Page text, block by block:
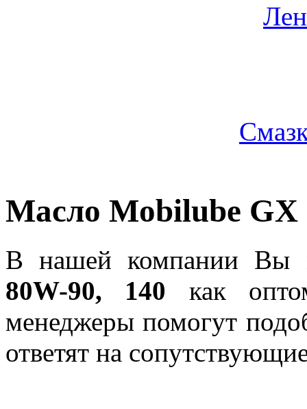
Масло Mobilube GX
В нашей компании Вы
80W-90, 140 как
менеджеры помогут
ответят на